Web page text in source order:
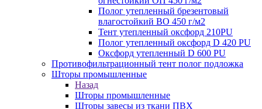
Полог утепленный брезентовый
влагостойкий ВО 450 г/м2
Тент утепленный оксфорд 210PU
Полог утепленный оксфорд D 420 PU
Оксфорд утепленный D 600 PU
Противофильтрационный тент полог подложка
Шторы промышленные
Назад
Шторы промышленные
Шторы завесы из ткани ПВХ